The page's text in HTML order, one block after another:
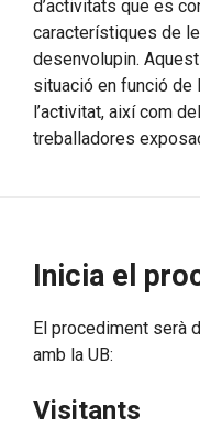
d’activitats que es
característiques de
desenvolupin.
situació en funció de
l’activitat, així com
treballadores
Inicia el
El procediment serà
amb la UB:
Visitants